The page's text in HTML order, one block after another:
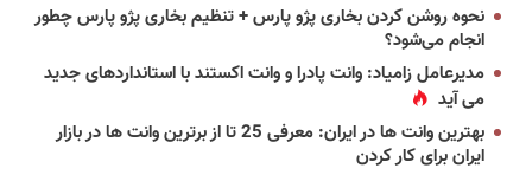
نحوه روشن کردن بخاری پژو پارس + تنظیم بخاری پژو پارس چطور
انجام می‌شود؟
مدیرعامل زامیاد: وانت پادرا و وانت اکستند با استانداردهای جدید
می آید
بهترین وانت ها در ایران: معرفی 25 تا از برترین وانت ها در بازار
ایران برای کار کردن